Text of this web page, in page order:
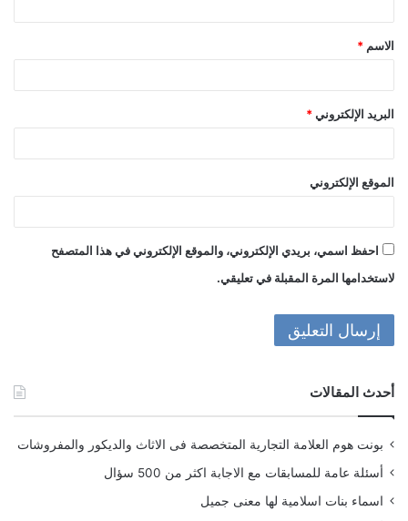
ق
*
الاسم *
البريد الإلكتروني *
الموقع الإلكتروني
احفظ اسمي، بريدي الإلكتروني، والموقع الإلكتروني في هذا المتصفح
لاستخدامها المرة المقبلة في تعليقي.
أحدث المقالات
بونت هوم العلامة التجارية المتخصصة فى الاثاث والديكور والمفروشات
أسئلة عامة للمسابقات مع الاجابة اكثر من 500 سؤال
اسماء بنات اسلامية لها معنى جميل